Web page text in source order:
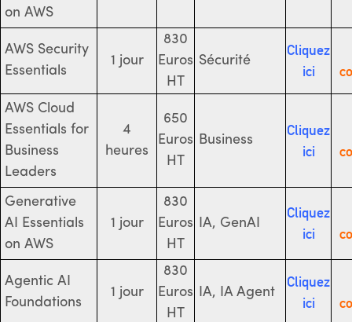
on AWS
AWS Security
Essentials
1 jour
830
Euros
HT
Sécurité
Cliquez
ici
AWS Cloud
Essentials for
Business
Leaders
4
heures
650
Euros
HT
Business
Cliquez
ici
Generative
AI Essentials
on AWS
1 jour
830
Euros
HT
IA, GenAI
Cliquez
ici
Agentic AI
Foundations
1 jour
830
Euros
HT
IA, IA Agent
Cliquez
ici